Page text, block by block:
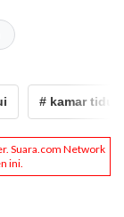
# kamar tidur